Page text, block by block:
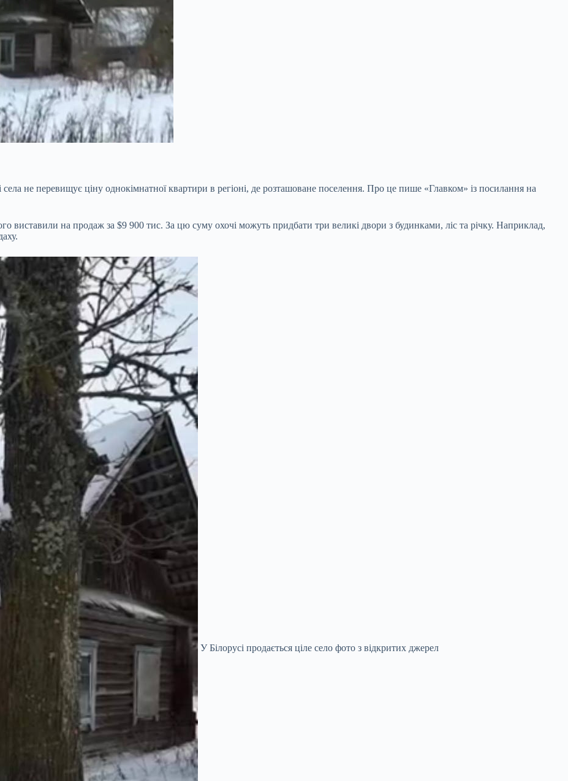
не перевищує ціну однокімнатної квартири в регіоні, де розташоване поселення. Про це пише «Главком» із посилання на
виставили на продаж за $9 900 тис. За цю суму охочі можуть придбати три великі двори з будинками, ліс та річку. Наприклад,
У Білорусі продається ціле село фото з відкритих джерел